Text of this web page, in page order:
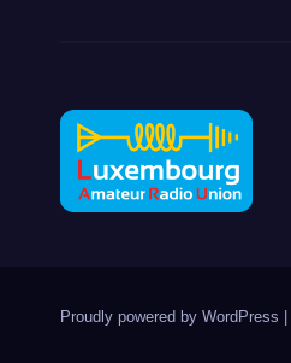
Proudly powered by WordPress